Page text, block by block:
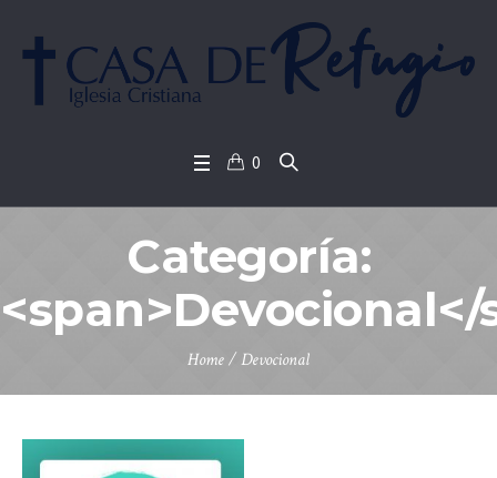
0
Categoría:
<span>Devocional</
Home/Devocional